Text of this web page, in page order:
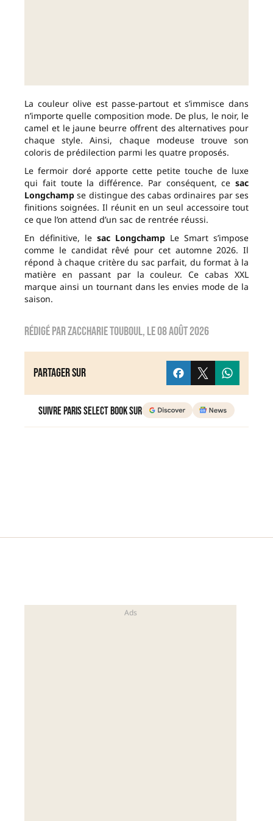
La couleur olive est passe-partout et s’immisce dans
n’importe quelle composition mode. De plus, le noir, le
camel et le jaune beurre offrent des alternatives pour
chaque style. Ainsi, chaque modeuse trouve son
coloris de prédilection parmi les quatre proposés.
Le fermoir doré apporte cette petite touche de luxe
qui fait toute la différence. Par conséquent, ce sac
Longchamp se distingue des cabas ordinaires par ses
finitions soignées. Il réunit en un seul accessoire tout
ce que l’on attend d’un sac de rentrée réussi.
En définitive, le sac Longchamp Le Smart s’impose
comme le candidat rêvé pour cet automne 2026. Il
répond à chaque critère du sac parfait, du format à la
matière en passant par la couleur. Ce cabas XXL
marque ainsi un tournant dans les envies mode de la
saison.
Rédigé parzaccharie touboul, le08 août 2026
Partager sur
Suivre Paris Select Book sur